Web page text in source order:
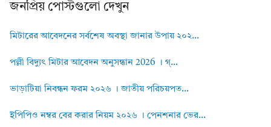
জনপ্রিয় পোস্টগুলো দেখুন
মিটারের আবেদনের সর্বশেষ অবস্থা জানার উপায় ২০২...
পল্লী বিদ্যুৎ মিটার আবেদন অনুসন্ধান 2026 । গ্...
ভাড়াটিয়া নিবন্ধন ফরম ২০২৬ । জাতীয় পরিচয়পত...
ইপিপিও নম্বর বের করার নিয়ম ২০২৬ । পেনশনার ভের...